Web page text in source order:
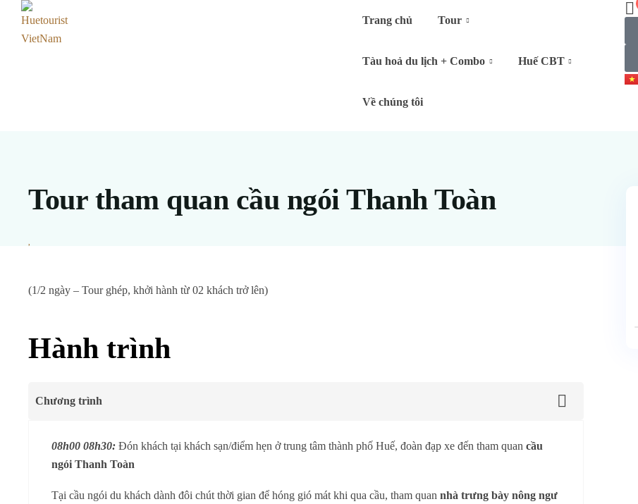
Trang chủ Tour
Tàu hoả du lịch + Combo Huế CBT
Về chúng tôi
Tour tham quan cầu ngói Thanh Toàn
(1/2 ngày – Tour ghép, khởi hành từ 02 khách trở lên)
Hành trình
Chương trình
08h00 08h30: Đón khách tại khách sạn/điểm hẹn ở trung tâm thành phố Huế, đoàn đạp xe đến tham quan cầu
ngói Thanh Toàn
Tại cầu ngói du khách dành đôi chút thời gian để hóng gió mát khi qua cầu, tham quan nhà trưng bày nông ngư